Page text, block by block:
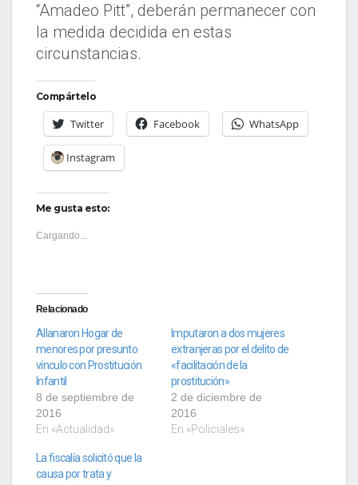
“Amadeo Pitt”, deberán permanecer con
la medida decidida en estas
circunstancias.
Compártelo
Twitter Facebook WhatsApp
Instagram
Me gusta esto:
Cargando...
Relacionado
Allanaron Hogar de
menores por presunto
vínculo con Prostitución
Infantil
8 de septiembre de
2016
En «Actualidad»
Imputaron a dos mujeres
extranjeras por el delito de
«facilitación de la
prostitución»
2 de diciembre de
2016
En «Policiales»
La fiscalía solicitó que la
causa por trata y